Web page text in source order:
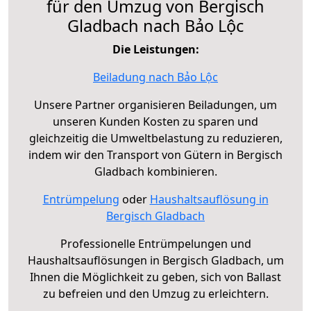
für den Umzug von Bergisch
Gladbach nach Bảo Lộc
Die Leistungen:
Beiladung nach Bảo Lộc
Unsere Partner organisieren Beiladungen, um
unseren Kunden Kosten zu sparen und
gleichzeitig die Umweltbelastung zu reduzieren,
indem wir den Transport von Gütern in Bergisch
Gladbach kombinieren.
Entrümpelung oder Haushaltsauflösung in
Bergisch Gladbach
Professionelle Entrümpelungen und
Haushaltsauflösungen in Bergisch Gladbach, um
Ihnen die Möglichkeit zu geben, sich von Ballast
zu befreien und den Umzug zu erleichtern.